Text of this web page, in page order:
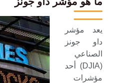
يعد مؤشر
داو جونز
الصناعي
(DJIA) أحد
مؤشرات